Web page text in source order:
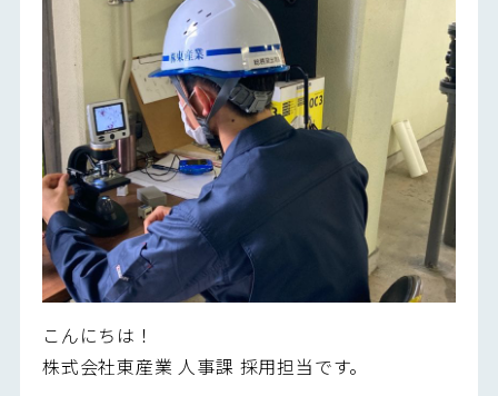
こんにちは！
株式会社東産業 人事課 採用担当です。